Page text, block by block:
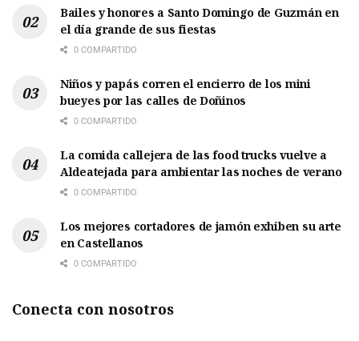
Bailes y honores a Santo Domingo de Guzmán en
el día grande de sus fiestas
0 COMPARTIDO
Niños y papás corren el encierro de los mini
bueyes por las calles de Doñinos
0 COMPARTIDO
La comida callejera de las food trucks vuelve a
Aldeatejada para ambientar las noches de verano
0 COMPARTIDO
Los mejores cortadores de jamón exhiben su arte
en Castellanos
0 COMPARTIDO
Conecta con nosotros